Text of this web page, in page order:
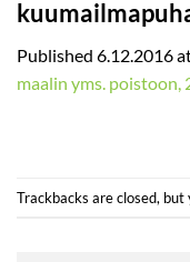
Published 6.12.2016
maalin yms. poistoon,
Trackbacks are closed, but